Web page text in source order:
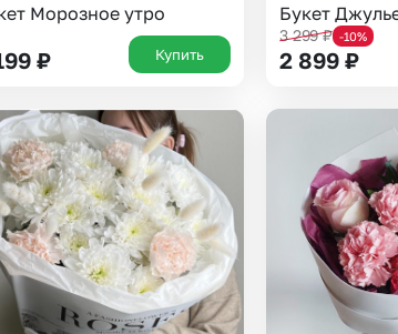
Выберите город доставки
Или выберите из популярных
Москва и МО
Санкт-
Нижний Новгород
Морозное утро
₽ Купить
Букет
3 299₽ -10%
2 899 ₽